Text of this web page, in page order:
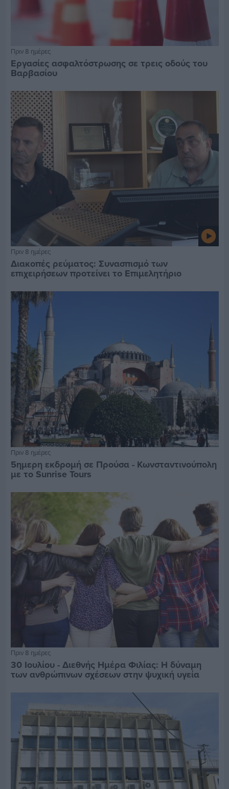
Πριν 8 ημέρες
Εργασίες ασφαλτόστρωσης σε τρεις οδούς του
Βαρβασίου
Πριν 8 ημέρες
Διακοπές ρεύματος: Συνασπισμό των
επιχειρήσεων προτείνει το Επιμελητήριο
Πριν 8 ημέρες
5ημερη εκδρομή σε Προύσα - Κωνσταντινούπολη
με το Sunrise Tours
Πριν 8 ημέρες
30 Ιουλίου - Διεθνής Ημέρα Φιλίας: Η δύναμη
των ανθρώπινων σχέσεων στην ψυχική υγεία